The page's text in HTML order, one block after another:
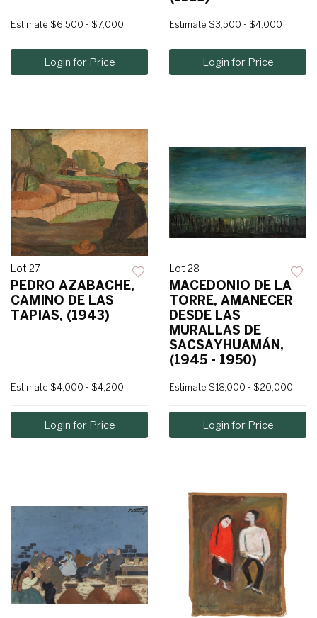
Estimate $6,500 - $7,000
Login for Price
Estimate $3,500 - $4,000
Login for Price
Lot 27
PEDRO AZABACHE,
CAMINO DE LAS
TAPIAS, (1943)
Estimate $4,000 - $4,200
Login for Price
Lot 28
MACEDONIO DE LA
TORRE, AMANECER
DESDE LAS
MURALLAS DE
SACSAYHUAMÁN,
(1945 - 1950)
Estimate $18,000 - $20,000
Login for Price